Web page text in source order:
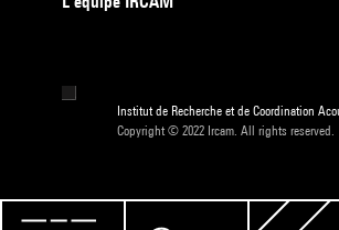
Institut de Recherche et de Coordination
Copyright © 2022 Ircam. All rights reserved.